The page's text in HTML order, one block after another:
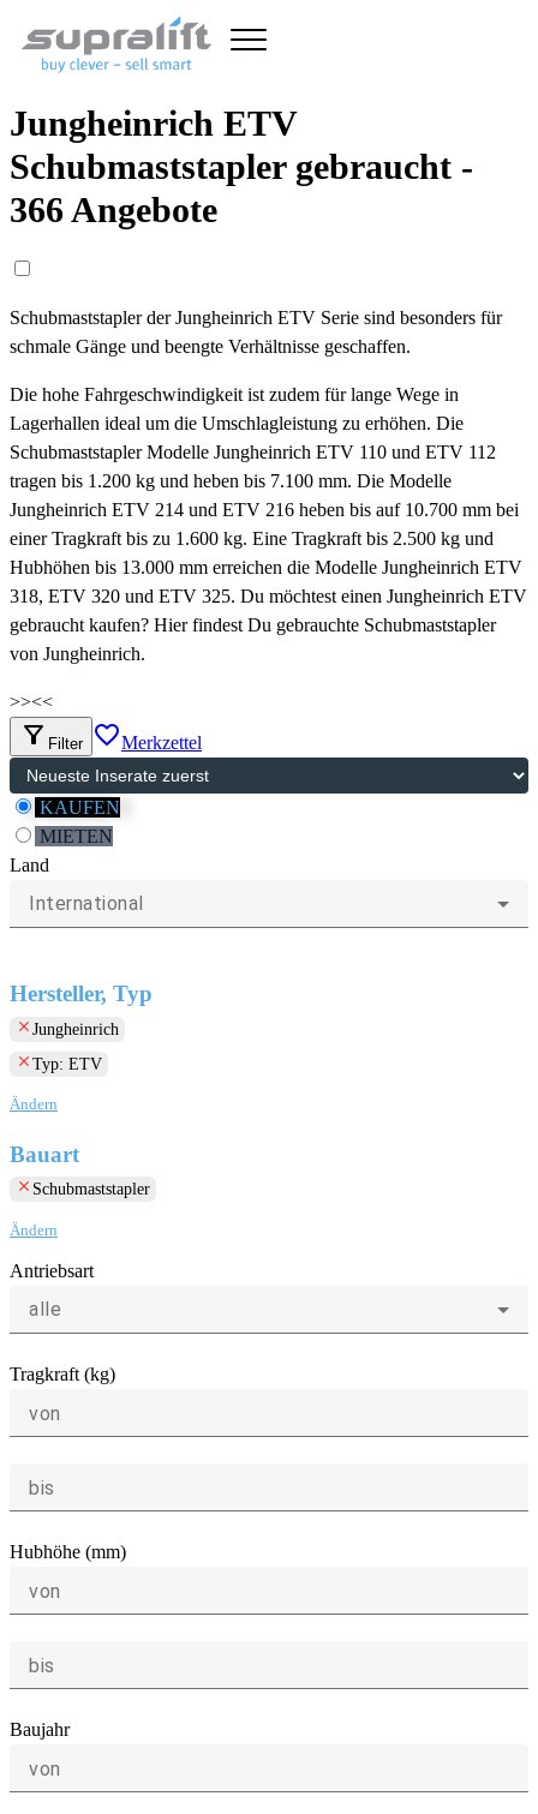
Jungheinrich ETV
Schubmaststapler gebraucht -
366 Angebote
Schubmaststapler der Jungheinrich ETV Serie sind besonders für
schmale Gänge und beengte Verhältnisse geschaffen.
Die hohe Fahrgeschwindigkeit ist zudem für lange Wege in
Lagerhallen ideal um die Umschlagleistung zu erhöhen. Die
Schubmaststapler Modelle Jungheinrich ETV 110 und ETV 112
tragen bis 1.200 kg und heben bis 7.100 mm. Die Modelle
Jungheinrich ETV 214 und ETV 216 heben bis auf 10.700 mm bei
einer Tragkraft bis zu 1.600 kg. Eine Tragkraft bis 2.500 kg und
Hubhöhen bis 13.000 mm erreichen die Modelle Jungheinrich ETV
318, ETV 320 und ETV 325. Du möchtest einen Jungheinrich ETV
gebraucht kaufen? Hier findest Du gebrauchte Schubmaststapler
von Jungheinrich.
>><<
filter_alt Filter favorite_borderMerkzettel
KAUFEN
MIETEN
Land
International
Hersteller, Typ
clear Jungheinrich
clear Typ: ETV
Ändern
Bauart
clear Schubmaststapler
Ändern
Antriebsart
alle
Tragkraft (kg)
von
bis
Hubhöhe (mm)
von
bis
Baujahr
von